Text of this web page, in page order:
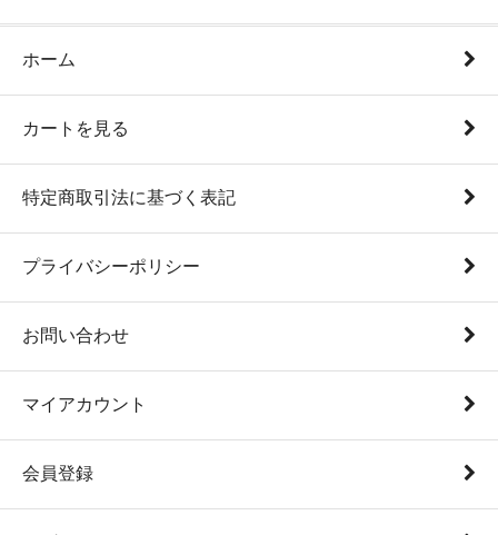
ホーム
カートを見る
特定商取引法に基づく表記
プライバシーポリシー
お問い合わせ
マイアカウント
会員登録